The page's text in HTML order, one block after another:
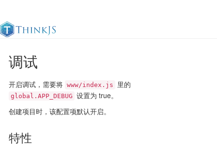
官方文档
调试
开启调试，需要将 www/index.js 里的
global.APP_DEBUG 设置为 true。
创建项目时，该配置项默认开启。
特性